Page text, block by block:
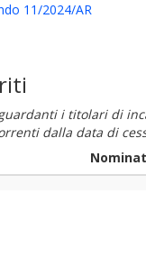
11/2024/AR
i titolari di
dalla data di